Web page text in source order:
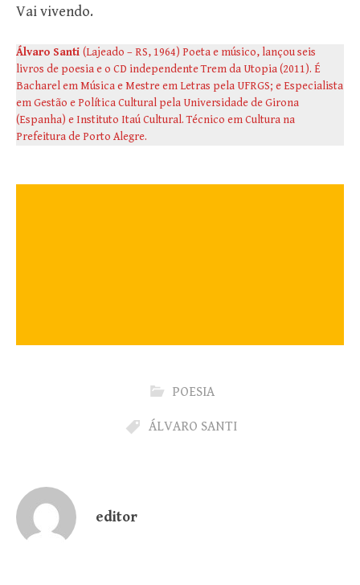
Vai vivendo.
Álvaro Santi (Lajeado – RS, 1964) Poeta e músico, lançou seis
livros de poesia e o CD independente Trem da Utopia (2011). É
Bacharel em Música e Mestre em Letras pela UFRGS; e Especialista
em Gestão e Política Cultural pela Universidade de Girona
(Espanha) e Instituto Itaú Cultural. Técnico em Cultura na
Prefeitura de Porto Alegre.
POESIA
ÁLVARO SANTI
editor